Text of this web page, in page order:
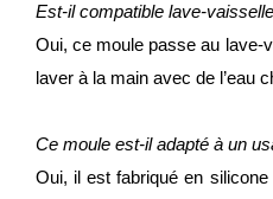
Est-il compatible lave-
Oui, ce moule passe au lave-
laver à la main avec de l’eau
Ce moule est-il adapté à un
Oui, il est fabriqué en